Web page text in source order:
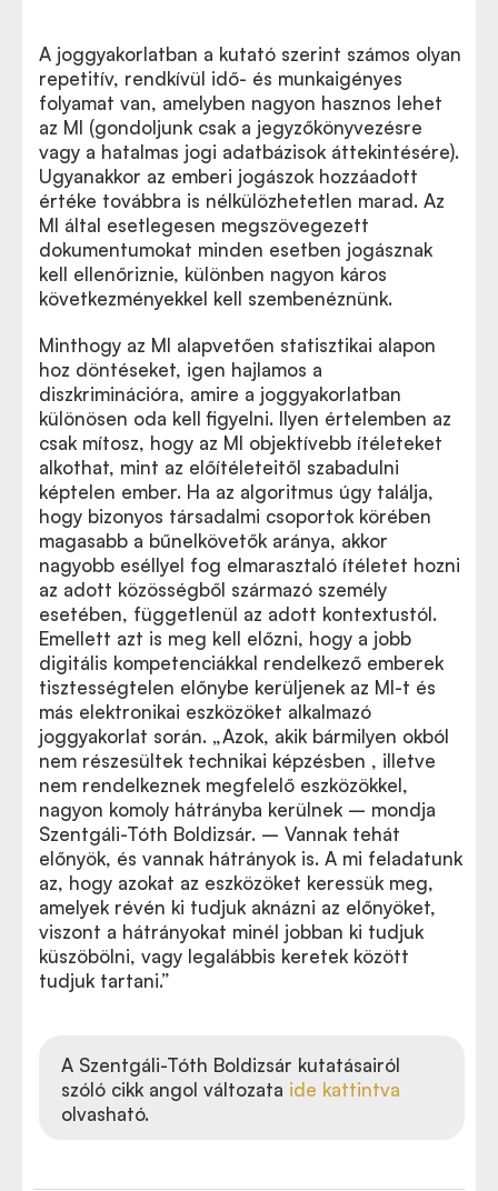
A joggyakorlatban a kutató szerint számos olyan
repetitív, rendkívül idő- és munkaigényes
folyamat van, amelyben nagyon hasznos lehet
az MI (gondoljunk csak a jegyzőkönyvezésre
vagy a hatalmas jogi adatbázisok áttekintésére).
Ugyanakkor az emberi jogászok hozzáadott
értéke továbbra is nélkülözhetetlen marad. Az
MI által esetlegesen megszövegezett
dokumentumokat minden esetben jogásznak
kell ellenőriznie, különben nagyon káros
következményekkel kell szembenéznünk.
Minthogy az MI alapvetően statisztikai alapon
hoz döntéseket, igen hajlamos a
diszkriminációra, amire a joggyakorlatban
különösen oda kell figyelni. Ilyen értelemben az
csak mítosz, hogy az MI objektívebb ítéleteket
alkothat, mint az előítéleteitől szabadulni
képtelen ember. Ha az algoritmus úgy találja,
hogy bizonyos társadalmi csoportok körében
magasabb a bűnelkövetők aránya, akkor
nagyobb eséllyel fog elmarasztaló ítéletet hozni
az adott közösségből származó személy
esetében, függetlenül az adott kontextustól.
Emellett azt is meg kell előzni, hogy a jobb
digitális kompetenciákkal rendelkező emberek
tisztességtelen előnybe kerüljenek az MI-t és
más elektronikai eszközöket alkalmazó
joggyakorlat során. „Azok, akik bármilyen okból
nem részesültek technikai képzésben , illetve
nem rendelkeznek megfelelő eszközökkel,
nagyon komoly hátrányba kerülnek – mondja
Szentgáli-Tóth Boldizsár. – Vannak tehát
előnyök, és vannak hátrányok is. A mi feladatunk
az, hogy azokat az eszközöket keressük meg,
amelyek révén ki tudjuk aknázni az előnyöket,
viszont a hátrányokat minél jobban ki tudjuk
küszöbölni, vagy legalábbis keretek között
tudjuk tartani.”
A Szentgáli-Tóth Boldizsár kutatásairól
szóló cikk angol változata ide kattintva
olvasható.